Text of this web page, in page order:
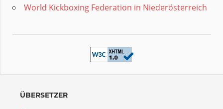
World Kickboxing Federation in Niederösterreich
ÜBERSETZER